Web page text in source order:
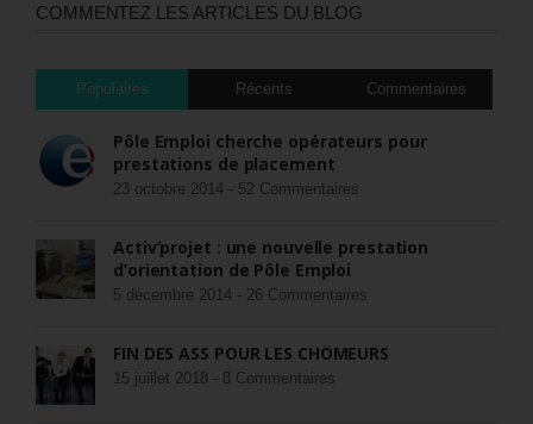
COMMENTEZ LES ARTICLES DU BLOG
Populaires Récents Commentaires
Pôle Emploi cherche opérateurs pour
prestations de placement
23 octobre 2014 - 52 Commentaires
Activ’projet : une nouvelle prestation
d’orientation de Pôle Emploi
5 décembre 2014 - 26 Commentaires
FIN DES ASS POUR LES CHÔMEURS
15 juillet 2018 - 8 Commentaires